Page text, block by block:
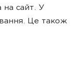
на сайт. У
Це також